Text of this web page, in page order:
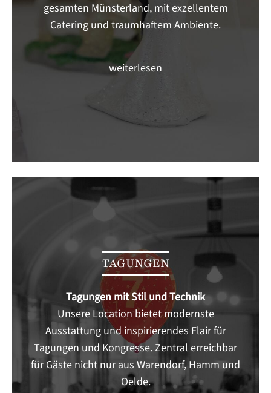
gesamten Münsterland, mit exzellentem
Catering und traumhaftem Ambiente.
weiterlesen
TAGUNGEN
Tagungen mit Stil und Technik
Unsere Location bietet modernste
Ausstattung und inspirierendes Flair für
Tagungen und Kongresse. Zentral erreichbar
für Gäste nicht nur aus Warendorf, Hamm und
Oelde.